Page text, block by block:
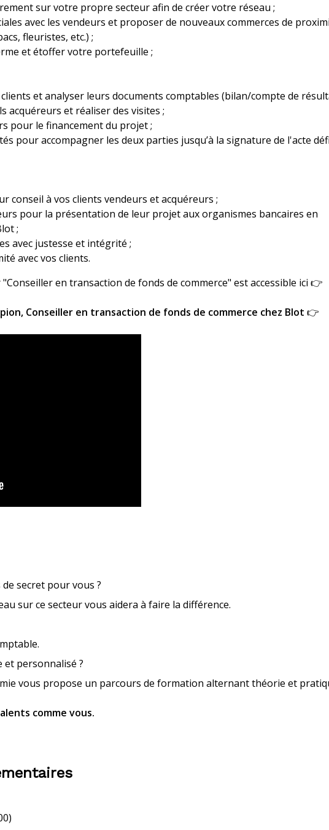
sur votre propre secteur afin de créer votre réseau ;
avec les vendeurs et proposer de nouveauxcommerces de
fleuristes, etc.) ;
et étoffer votre portefeuille ;
et analyser leurs documents comptables (bilan/compte de
acquéreurs et réaliser des visites ;
pour le financement du projet ;
pour accompagner les deux parties jusqu’à la signature de l'acte
conseil à vos clients vendeurs et acquéreurs ;
pour la présentation de leur projet aux organismes bancaires en
;
avec justesse et intégrité ;
avec vos clients.
en transaction de fonds de commerce" est accessible ici 👉
Conseiller en transaction de fonds de commerce chez Blot 👉
secret pour vous ?
sur ce secteur vous aidera à faire la différence.
et personnalisé ?
vous propose un parcours de formation alternant théorie et
comme vous.